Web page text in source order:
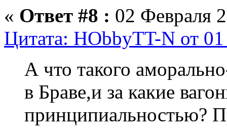
« Ответ #8 : 02 Февраля
Цитата: HObbyTT-N от
А что такого
в Браве,и за какие
принципиальностью?